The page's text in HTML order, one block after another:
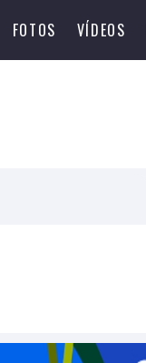
FOTOS VÍDEOS